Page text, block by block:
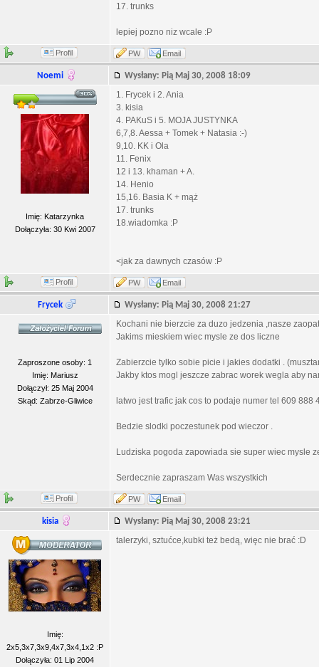
17. trunks
lepiej pozno niz wcale :P
Profil PW Email
Noemi Wysłany: Pią Maj 30, 2008 18:09
Imię: Katarzynka
Dołączyła: 30 Kwi 2007
1. Frycek i 2. Ania
3. kisia
4. PAKuS i 5. MOJA JUSTYNKA
6,7,8. Aessa + Tomek + Natasia :-)
9,10. KK i Ola
11. Fenix
12 i 13. khaman + A.
14. Henio
15,16. Basia K + mąż
17. trunks
18.wiadomka :P
<jak za dawnych czasów :P
Profil PW Email
Frycek Wysłany: Pią Maj 30, 2008 21:27
Zaproszone osoby: 1
Imię: Mariusz
Dołączył: 25 Maj 2004
Skąd: Zabrze-Gliwice
Kochani nie bierzcie za duzo jedzenia ,nasze
Jakims mieskiem wiec mysle ze dos liczne
Zabierzcie tylko sobie picie i jakies dodatki .
Jakby ktos mogl jeszcze zabrac worek wegla aby
latwo jest trafic jak cos to podaje numer tel 609 888
Bedzie slodki poczestunek pod wieczor .
Ludziska pogoda zapowiada sie super wiec mysle
Serdecznie zapraszam Was wszystkich
Profil PW Email
kisia Wysłany: Pią Maj 30, 2008 23:21
Imię:
2x5,3x7,3x9,4x7,3x4,1x2 :P
Dołączyła: 01 Lip 2004
talerzyki, sztućce,kubki też bedą, więc nie brać :D